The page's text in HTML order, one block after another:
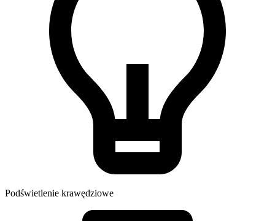
Podświetlenie krawędziowe